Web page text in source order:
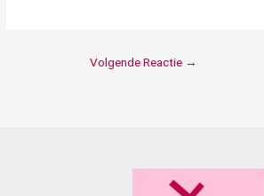
Volgende Reactie →